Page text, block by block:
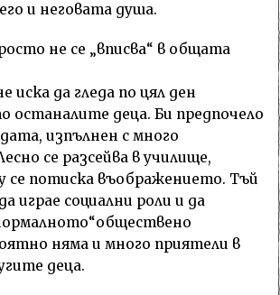
и неговата душа.
не се „вписва“ в общата
иска да гледа по цял ден
останалите деца. Би предпочело
изпълнен с много
се разсейва в училище,
потиска въображението. Тъй
играе социални роли и да
няма и много приятели в
деца.